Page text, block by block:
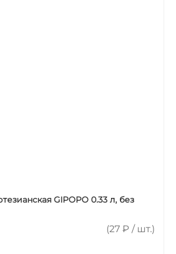
GIPOPO 0.33 л, без
(27 ₽ / шт.)